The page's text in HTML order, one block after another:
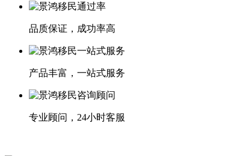
品质保证，成功率高
产品丰富，一站式服务
专业顾问，24小时客服